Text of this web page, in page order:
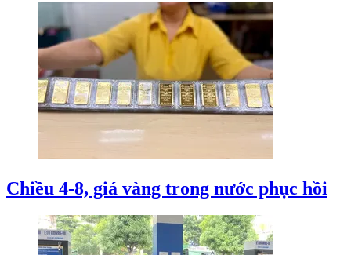
Chiều 4-8, giá vàng trong nước phục hồi